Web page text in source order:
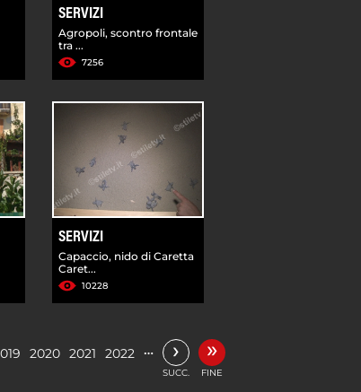
SERVIZI
Agropoli, scontro frontale
tra ...
7256
SERVIZI
Capaccio, nido di Caretta
Caret...
10228
2020 2021 2022 … ›
SUCC.
»
FINE